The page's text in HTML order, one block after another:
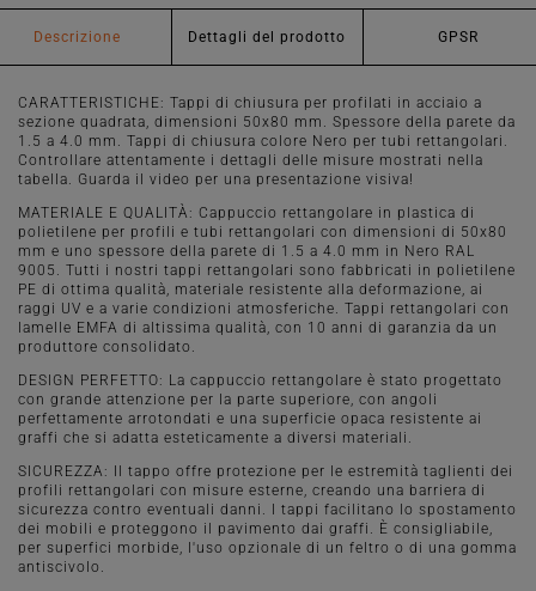
Descrizione Dettagli del prodotto GPSR
CARATTERISTICHE: Tappi di chiusura per profilati in acciaio a
sezione quadrata, dimensioni 50x80 mm. Spessore della parete da
1.5 a 4.0 mm. Tappi di chiusura colore Nero per tubi rettangolari.
Controllare attentamente i dettagli delle misure mostrati nella
tabella. Guarda il video per una presentazione visiva!
MATERIALE E QUALITÀ: Cappuccio rettangolare in plastica di
polietilene per profili e tubi rettangolari con dimensioni di 50x80
mm e uno spessore della parete di 1.5 a 4.0 mm in Nero RAL
9005. Tutti i nostri tappi rettangolari sono fabbricati in polietilene
PE di ottima qualità, materiale resistente alla deformazione, ai
raggi UV e a varie condizioni atmosferiche. Tappi rettangolari con
lamelle EMFA di altissima qualità, con 10 anni di garanzia da un
produttore consolidato.
DESIGN PERFETTO: La cappuccio rettangolare è stato progettato
con grande attenzione per la parte superiore, con angoli
perfettamente arrotondati e una superficie opaca resistente ai
graffi che si adatta esteticamente a diversi materiali.
SICUREZZA: Il tappo offre protezione per le estremità taglienti dei
profili rettangolari con misure esterne, creando una barriera di
sicurezza contro eventuali danni. I tappi facilitano lo spostamento
dei mobili e proteggono il pavimento dai graffi. È consigliabile,
per superfici morbide, l'uso opzionale di un feltro o di una gomma
antiscivolo.